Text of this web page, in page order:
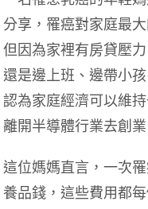
分享，罹癌對家庭最
但因為家裡有房貸壓
還是邊上班、邊帶小
認為家庭經濟可以維
離開半導體行業去創業
這位媽媽直言，一次
養品錢，這些費用都